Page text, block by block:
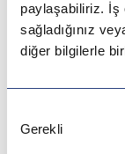
paylaşabiliriz. İş
sağladığınız
diğer bilgilerle
Seçimi
Gerekli